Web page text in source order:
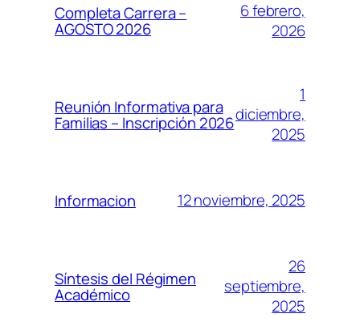
Completa Carrera –
AGOSTO 2026
6 febrero,
2026
Reunión Informativa para
Familias – Inscripción 2026
1
diciembre,
2025
Informacion 12 noviembre, 2025
Síntesis del Régimen
Académico
26
septiembre,
2025